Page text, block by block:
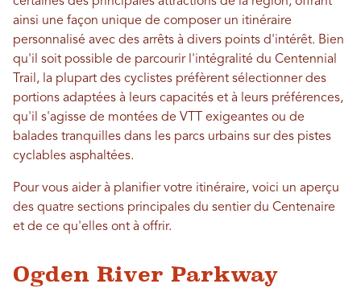
ainsi une façon unique de composer un itinéraire
personnalisé avec des arrêts à divers points d'intérêt. Bien
qu'il soit possible de parcourir l'intégralité du Centennial
Trail, la plupart des cyclistes préfèrent sélectionner des
portions adaptées à leurs capacités et à leurs préférences,
qu'il s'agisse de montées de VTT exigeantes ou de
balades tranquilles dans les parcs urbains sur des pistes
cyclables asphaltées.
Pour vous aider à planifier votre itinéraire, voici un aperçu
des quatre sections principales du sentier du Centenaire
et de ce qu'elles ont à offrir.
Ogden River Parkway